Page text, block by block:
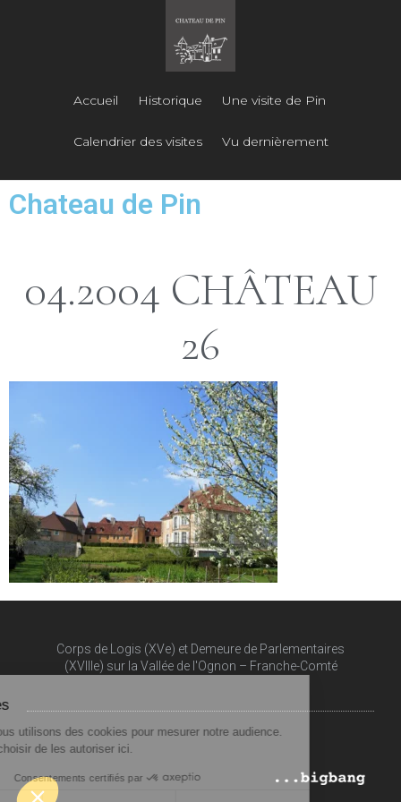
Accueil Historique Une visite de Pin
Calendrier des visites Vu dernièrement
Chateau de Pin
04.2004 CHÂTEAU
26
Corps de Logis (XVe) et Demeure de Parlementaires
(XVIIIe) sur la Vallée de l'Ognon – Franche-Comté​